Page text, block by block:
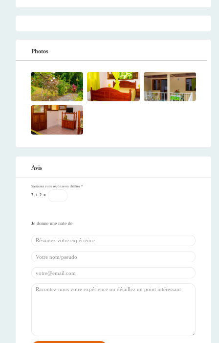
Photos
Avis
Saisissez votre réponse en chiffres *
7 + 2 =